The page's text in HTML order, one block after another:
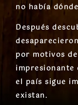
no había
Después
por motivos
impresionante
el país sigue
existan.